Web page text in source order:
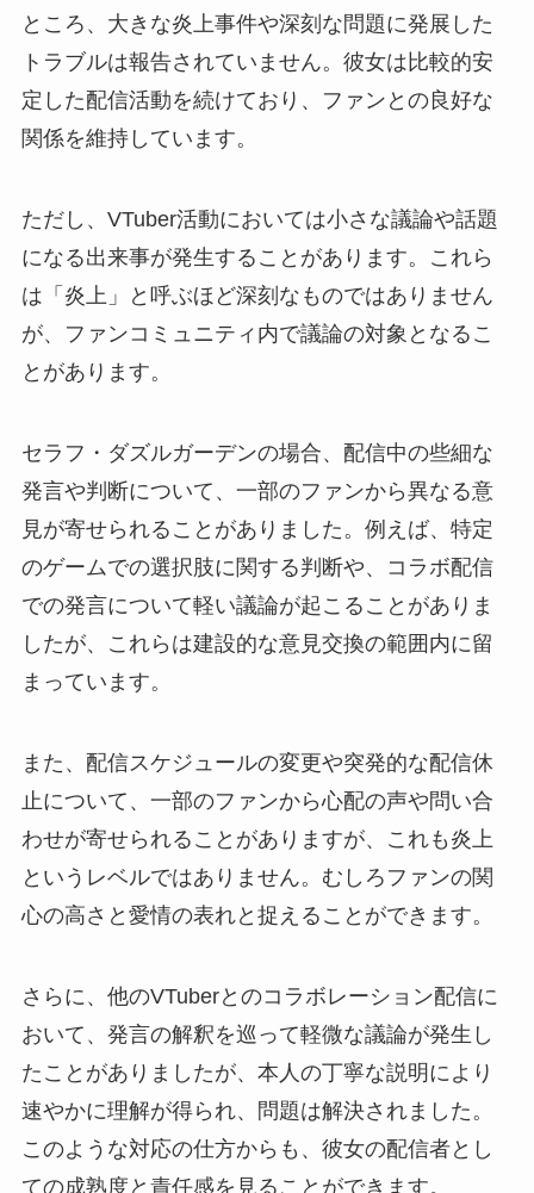
ところ、大きな炎上事件や深刻な問題に発展した
トラブルは報告されていません。彼女は比較的安
定した配信活動を続けており、ファンとの良好な
関係を維持しています。
ただし、VTuber活動においては小さな議論や話題
になる出来事が発生することがあります。これら
は「炎上」と呼ぶほど深刻なものではありません
が、ファンコミュニティ内で議論の対象となるこ
とがあります。
セラフ・ダズルガーデンの場合、配信中の些細な
発言や判断について、一部のファンから異なる意
見が寄せられることがありました。例えば、特定
のゲームでの選択肢に関する判断や、コラボ配信
での発言について軽い議論が起こることがありま
したが、これらは建設的な意見交換の範囲内に留
まっています。
また、配信スケジュールの変更や突発的な配信休
止について、一部のファンから心配の声や問い合
わせが寄せられることがありますが、これも炎上
というレベルではありません。むしろファンの関
心の高さと愛情の表れと捉えることができます。
さらに、他のVTuberとのコラボレーション配信に
おいて、発言の解釈を巡って軽微な議論が発生し
たことがありましたが、本人の丁寧な説明により
速やかに理解が得られ、問題は解決されました。
このような対応の仕方からも、彼女の配信者とし
ての成熟度と責任感を見ることができます。